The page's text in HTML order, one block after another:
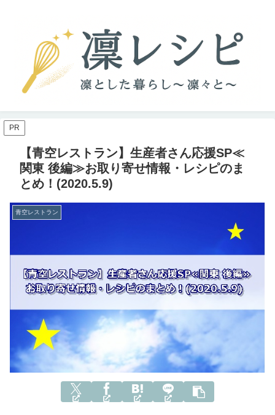
PR
【青空レストラン】生産者さん応援SP≪
関東 後編≫お取り寄せ情報・レシピのま
とめ！(2020.5.9)
青空レストラン